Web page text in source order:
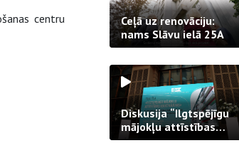
centru
Ceļā uz renovāciju:
nams Slāvu ielā 25A
Diskusija “Ilgtspējīgu
mājokļu attīstības
izaicinājums”